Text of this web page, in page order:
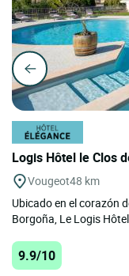
Logis Hôtel le Clos
Vougeot48 km
Ubicado en el corazón
Borgoña, Le Logis
9.9/10